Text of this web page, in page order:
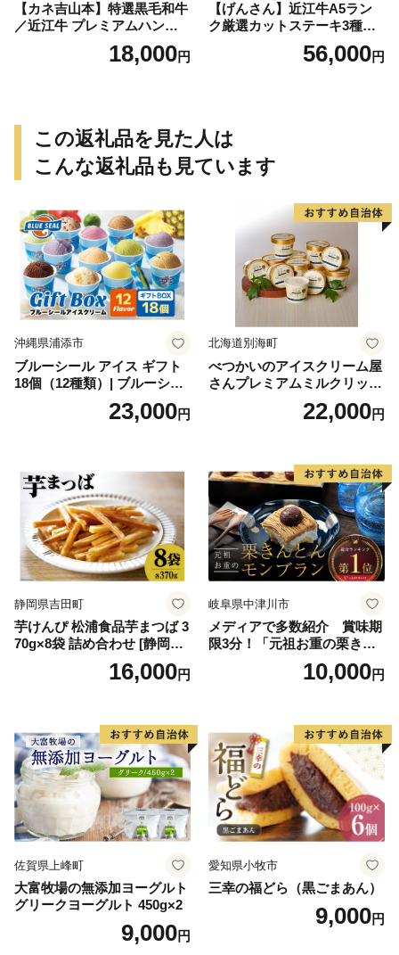
【カネ吉山本】特選黒毛和牛
／近江牛 プレミアムハンバ
ーグ 5個箱入【750ｇ（約150
ｇ×5個）】【Y095W】
18,000円
【げんさん】近江牛A5ラン
ク厳選カットステーキ3種【6
00g】【DG03W】（国産牛
和牛 ブランド牛 ブランド
和牛 近江牛）
56,000円
この返礼品を見た人は
こんな返礼品も見ています
沖縄県浦添市
ブルーシール アイス ギフト
18個（12種類）| ブルーシー
ルアイス ブルーシールアイ
スクリーム 着日指定可能 送
誕生日 カップ 詰め合わせ バ
ラエティ | バニラ チョコレー
ト ストロベリー ピスタチオ
バニラ＆クッキー ウベ 沖縄
紅イモ 塩ちんすこう 沖縄シ
ークヮーサー 沖縄黒糖 琉球
ロイヤルミルクティ 沖縄パ
イン
23,000円
北海道別海町
べつかいのアイスクリーム屋
さんプレミアムミルクリッチ
12個（AP-01）（ 北海道アイ
ス 北海道産アイス アイス ア
道産アイス 道産アイスクリ
ーム ギフト 詰合せ 詰め合わ
せ ふるさと納税 ）
22,000円
静岡県吉田町
芋けんぴ 松浦食品芋まつば 3
70g×8袋 詰め合わせ [静岡伊
勢丹(松浦食品) 静岡県 吉田町
22424274] 芋ケンピ セット
16,000円
岐阜県中津川市
メディアで多数紹介 賞味期
限3分！「元祖お重の栗きん
とんモンブラン」 【未来の
ご褒美】スイーツ 栗 モンブ
子 菓子 F4N-2298
10,000円
佐賀県上峰町
大富牧場の無添加ヨーグルト
グリークヨーグルト 450g×2
9,000円
愛知県小牧市
三幸の福どら（黒ごまあん）
9,000円